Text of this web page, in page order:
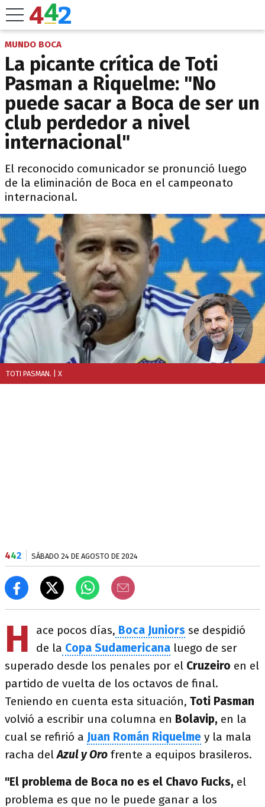
MUNDO BOCA
La picante crítica de Toti
Pasman a Riquelme: "No
puede sacar a Boca de ser un
club perdedor a nivel
internacional"
El reconocido comunicador se pronunció luego
de la eliminación de Boca en el campeonato
internacional.
TOTI PASMAN. | X
442 SÁBADO 24 DE AGOSTO DE 2024
H ace pocos días, Boca Juniors se despidió
de la Copa Sudamericana luego de ser
superado desde los penales por el Cruzeiro en el
partido de vuelta de los octavos de final.
Teniendo en cuenta esta situación, Toti Pasman
volvió a escribir una columna en Bolavip, en la
cual se refirió a Juan Román Riquelme y la mala
racha delAzul y Oro frente a equipos brasileros.
"El problema de Boca no es el Chavo Fucks, el
problema es que no le puede ganar a los